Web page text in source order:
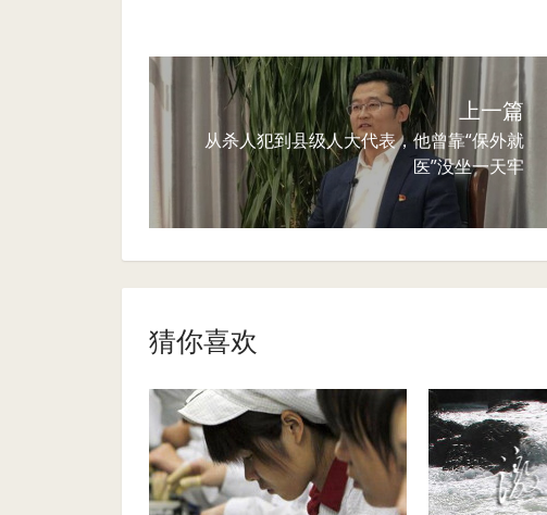
上一篇
从杀人犯到县级人大代表，他曾靠“保外就
医”没坐一天牢
猜你喜欢